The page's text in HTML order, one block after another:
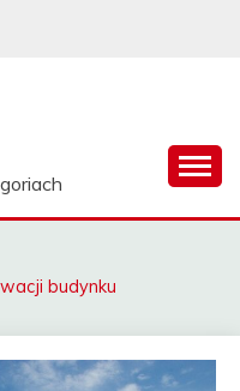
budynku